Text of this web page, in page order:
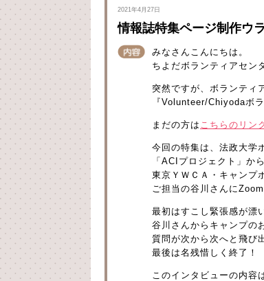
2021年4月27日
情報誌特集ページ制作ウ
みなさんこんにちは。
ちよだボランティアセン
突然ですが、ボランティ
『Volunteer/Chiyodaボ
まだの方は こちらのリン
今回の特集は、法政大学
「ACIプロジェクト」か
東京ＹＷＣＡ・キャンプ
ご担当の谷川さんに
最初はすこし緊張感が漂
谷川さんからキャンプの
質問が次から次へと飛び
最後は名残惜しく終了！
このインタビューの内容